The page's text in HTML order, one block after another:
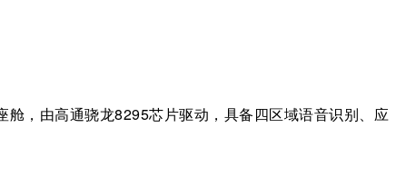
，由高通骁龙8295芯片驱动，具备四区域语音识别、应